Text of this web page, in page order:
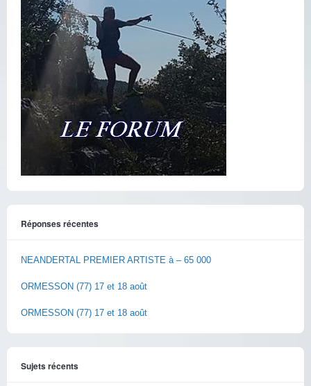
Réponses récentes
NEANDERTAL PREMIER ARTISTE à – 65 000
ORMESSON (77) 17 et 18 août
ORMESSON (77) 17 et 18 août
Sujets récents